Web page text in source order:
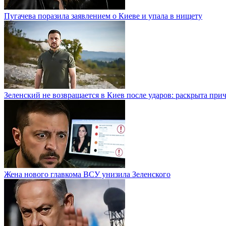
Пугачева поразила заявлением о Киеве и упала в нищету
Зеленский не возвращается в Киев после ударов: раскрыта
Жена нового главкома ВСУ унизила Зеленского